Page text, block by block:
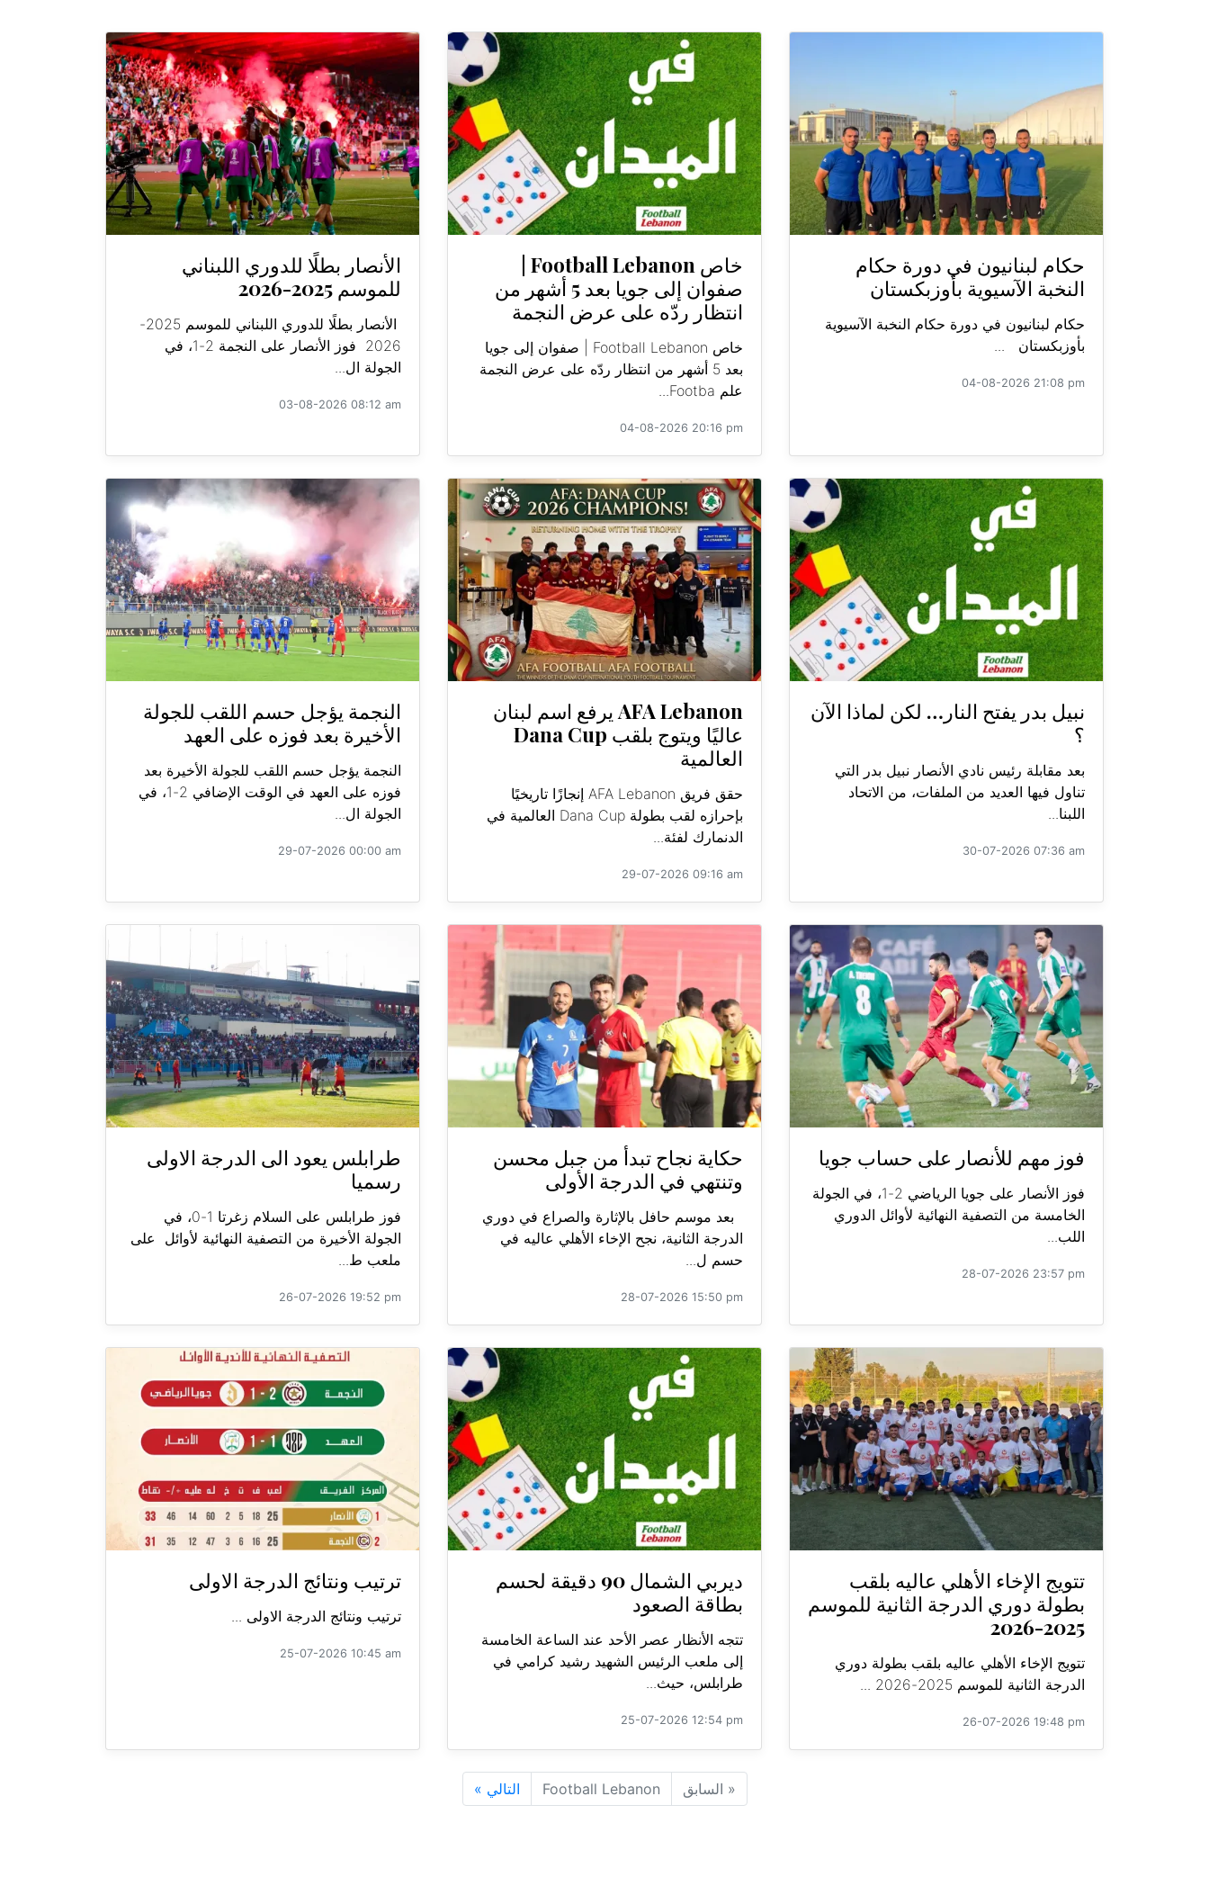
حكام لبنانيون في دورة حكام
النخبة الآسيوية بأوزبكستان
حكام لبنانيون في دورة حكام النخبة الآسيوية
بأوزبكستان ...
04-08-2026 21:08 pm
صفوان إلى جويا بعد 5 أشهر من
انتظار ردّه على عرض النجمة
خاص Football Lebanon | صفوان إلى جويا
بعد 5 أشهر من انتظار ردّه على عرض النجمة
علم Footba...
04-08-2026 20:16 pm
الأنصار بطلًا للدوري اللبناني
للموسم 2025-2026
الأنصار بطلًا للدوري اللبناني للموسم 2025-
2026 فوز الأنصار على النجمة 2-1، في
الجولة ال...
03-08-2026 08:12 am
نبيل بدر يفتح النار… لكن لماذا الآن
؟
بعد مقابلة رئيس نادي الأنصار نبيل بدر التي
تناول فيها العديد من الملفات، من الاتحاد
اللبنا...
30-07-2026 07:36 am
AFA Lebanon يرفع اسم لبنان
عاليًا ويتوج بلقب Dana Cup
العالمية
حقق فريق AFA Lebanon إنجازًا تاريخيًا
بإحرازه لقب بطولة Dana Cup العالمية في
الدنمارك لفئة...
29-07-2026 09:16 am
النجمة يؤجل حسم اللقب للجولة
الأخيرة بعد فوزه على العهد
النجمة يؤجل حسم اللقب للجولة الأخيرة بعد
فوزه على العهد في الوقت الإضافي 2-1، في
الجولة ال...
29-07-2026 00:00 am
فوز مهم للأنصار على حساب جويا
فوز الأنصار على جويا الرياضي 2-1، في الجولة
الخامسة من التصفية النهائية لأوائل الدوري
اللب...
28-07-2026 23:57 pm
حكاية نجاح تبدأ من جبل محسن
وتنتهي في الدرجة الأولى
بعد موسم حافل بالإثارة والصراع في دوري
الدرجة الثانية، نجح الإخاء الأهلي عاليه في
حسم ل...
28-07-2026 15:50 pm
طرابلس يعود الى الدرجة الاولى
رسميا
فوز طرابلس على السلام زغرتا 1-0، في
الجولة الأخيرة من التصفية النهائية لأوائل على
ملعب ط...
26-07-2026 19:52 pm
تتويج الإخاء الأهلي عاليه بلقب
بطولة دوري الدرجة الثانية للموسم
2025-2026
تتويج الإخاء الأهلي عاليه بلقب بطولة دوري
الدرجة الثانية للموسم 2025-2026 ...
26-07-2026 19:48 pm
ديربي الشمال 90 دقيقة لحسم
بطاقة الصعود
تتجه الأنظار عصر الأحد عند الساعة الخامسة
إلى ملعب الرئيس الشهيد رشيد كرامي في
طرابلس، حيث...
25-07-2026 12:54 pm
ترتيب ونتائج الدرجة الاولى
ترتيب ونتائج الدرجة الاولى ...
25-07-2026 10:45 am
« السابق Football Lebanon التالي »